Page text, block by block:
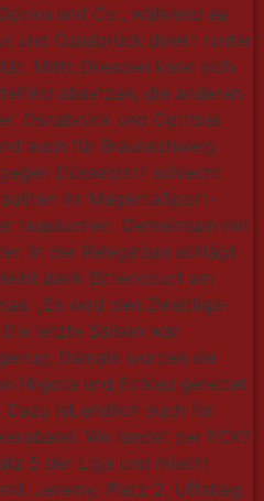
und Co., während es
und Osnabrück direkt runter
Mitti: Dresden kann sich
absetzen, die anderen
Osnabrück und Cottbus
auch für Braunschweig
Düsseldorf schlecht
ihr MagentaSport-
raussuchen. Gemeinsam mit
In der Relegation schlägt
dank Bittencourt am
„Es wird den Zweitliga-
letzte Saison war
Damals wurden sie
Hrgota und Futkeu gerettet
ist endlich auch für
Wo landet der FCK?
5 der Liga und mischt
Jeremy: Platz 2, Uffstieg.